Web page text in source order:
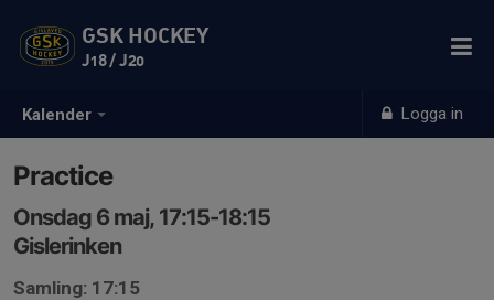
Kalender Logga in
GSK HOCKEY
J18 / J20
Practice
Onsdag 6 maj, 17:15-18:15
Gislerinken
Samling: 17:15